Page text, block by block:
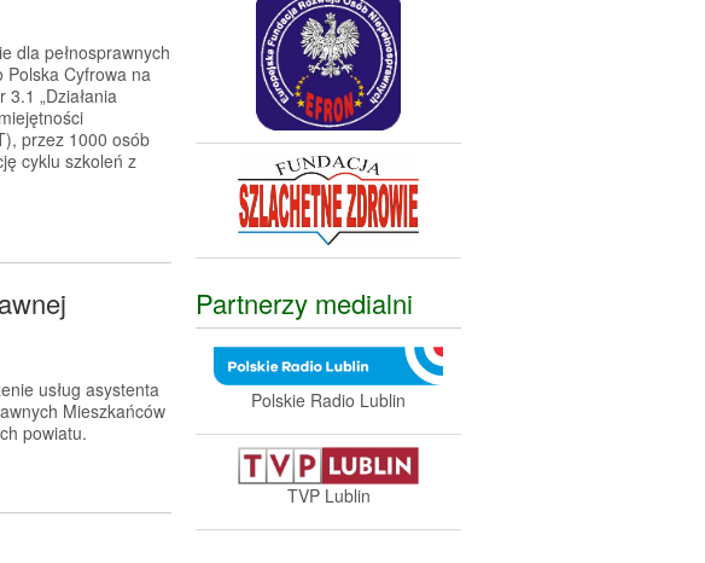
dla pełnosprawnych
Polska Cyfrowa na
„Działania
przez 1000 osób
cyklu szkoleń z
usług asystenta
Mieszkańców
powiatu.
Partnerzy medialni
Polskie Radio Lublin
TVP Lublin